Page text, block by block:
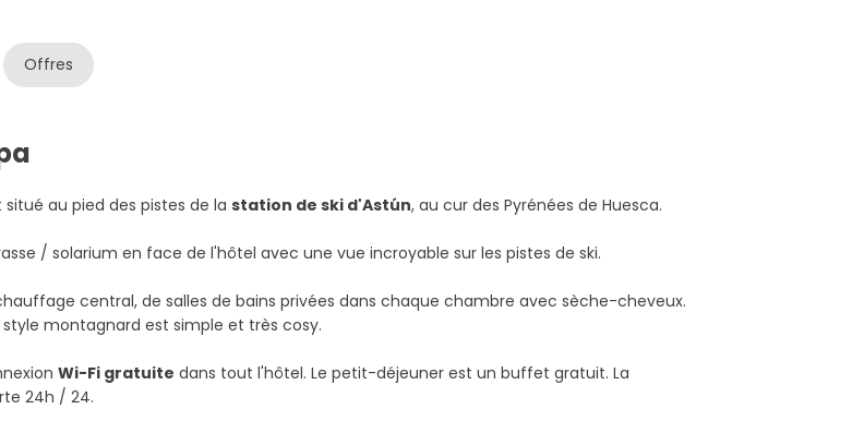
Offres
situé au pied des pistes de lastation de ski d'Astún, au cur des Pyrénées de Huesca.
/ solarium en face de l'hôtel avec une vue incroyable sur les pistes de ski.
central, de salles de bains privées dans chaque chambre avec sèche-cheveux.
montagnard est simple et très cosy.
Wi-Fi gratuite dans tout l'hôtel. Le petit-déjeuner est un buffet gratuit. La
24h / 24.